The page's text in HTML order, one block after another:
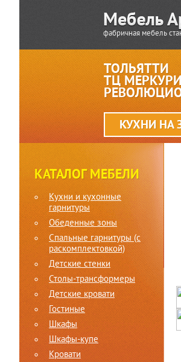
фабричная мебель
ТОЛЬЯТТИ
ТЦ
КУХНИ НА
КАТАЛОГ МЕБЕЛИ
Кухни и кухонные
гарнитуры
Обеденные зоны
Спальные гарнитуры (c
раскомплектовкой)
Детские стенки
Столы-трансформеры
Детские кровати
Гостиные
Шкафы
Шкафы-купе
Кровати